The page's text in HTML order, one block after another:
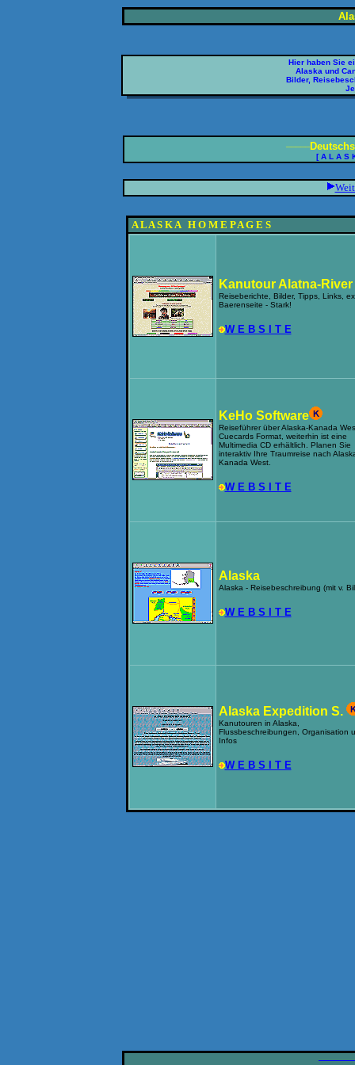
Hier haben Sie
Alaska und
Bilder,
[ A L A S
A L A S K A H O M E P A G E S
Kanutour Alatna-River
Reiseberichte, Bilder, Tipps, Links,
Baerenseite - Stark!
W E B S I T E
KeHo Software
Reiseführer über Alaska-Kanada
Cuecards Format, weiterhin ist eine
Multimedia CD erhältlich. Planen Sie
interaktiv Ihre Traumreise nach
Kanada West.
W E B S I T E
Alaska
Alaska - Reisebeschreibung (mit v.
W E B S I T E
Alaska Expedition S.
Kanutouren in Alaska,
Flussbeschreibungen, Organisation
Infos
W E B S I T E